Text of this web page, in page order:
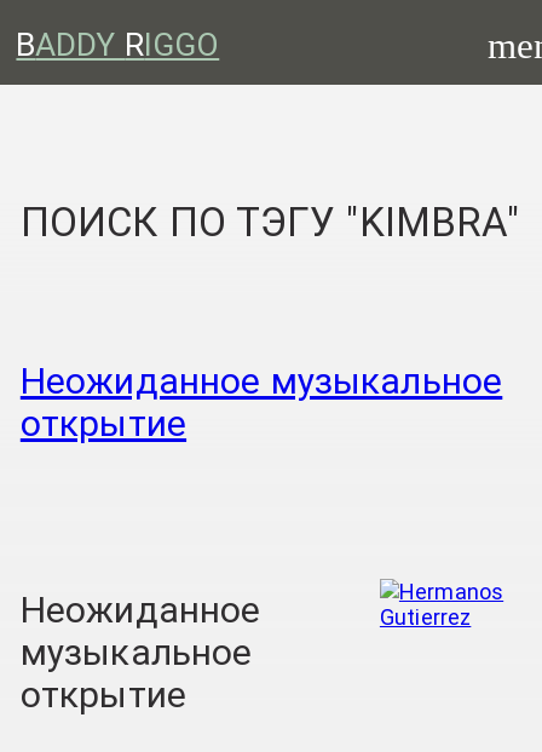
BADDY RIGGO
ПОИСК ПО ТЭГУ "KIMBRA"
Неожиданное музыкальное
открытие
Неожиданное
музыкальное
открытие